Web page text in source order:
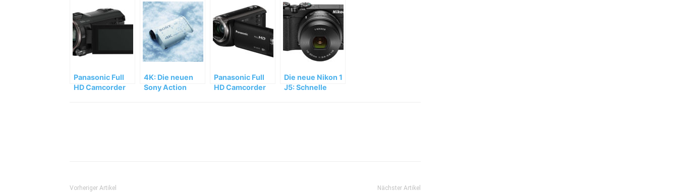
Panasonic Full
HD Camcorder
4K: Die neuen
Sony Action
Panasonic Full
HD Camcorder
Die neue Nikon 1
J5: Schnelle
Vorheriger Artikel Nächster Artikel